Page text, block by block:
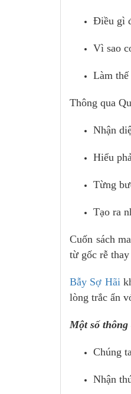
Điều gì
Vì sao
Làm
Thông qua
Nhận
Hiểu
Từng
Tạo ra
Cuốn sách
từ gốc rễ
Bẫy Sợ Hãi
lòng trắc ẩn
Một số
Chúng
Nhận